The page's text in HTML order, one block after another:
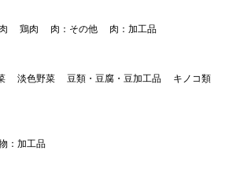
鶏肉 肉：その他 肉：加工品
淡色野菜 豆類・豆腐・豆加工品
キノコ類
：加工品